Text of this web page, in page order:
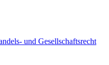
und Gesellschaftsrecht